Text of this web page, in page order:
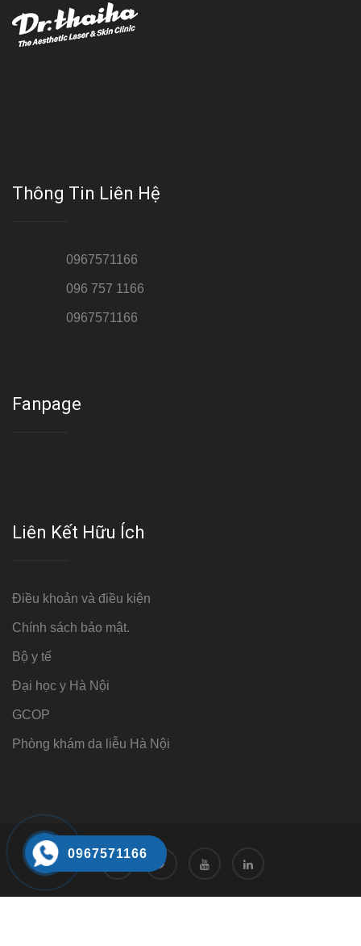
Thông Tin Liên Hệ
0967571166
096 757 1166
0967571166
Fanpage
Liên Kết Hữu Ích
Điều khoản và điều kiện
Chính sách bảo mật.
Bộ y tế
Đại học y Hà Nội
GCOP
Phòng khám da liễu Hà Nội
0967571166